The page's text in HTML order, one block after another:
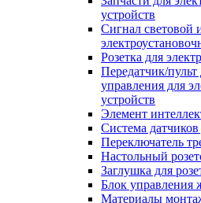
устройств
Сигнал
Розетка для
Передатчик/
управления для
устройств
Элемент
Система
Переключатель
Настольный
Заглушка для
Блок управления
Материалы